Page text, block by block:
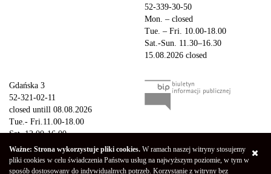
52-339-30-50
Mon. – closed
Tue. – Fri. 10.00-18.00
Sat.-Sun. 11.30–16.30
15.08.2026 closed
Gdańska 3
52-321-02-11
closed untill 08.08.2026
Tue.- Fri.11.00-18.00
Sat. 12.00-16.00
Sun.-Mon. – closed
15.08.2026 closed
Ważne: Strona wykorzystuje pliki cookies. W ramach naszej witryny stosujemy
pliki cookies w celu świadczenia Państwu usług na najwyższym poziomie, w tym w
sposób dostosowany do indywidualnych potrzeb. Korzystanie z witryny bez